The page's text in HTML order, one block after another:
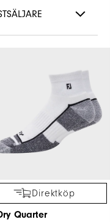
Direktköp
Quarter